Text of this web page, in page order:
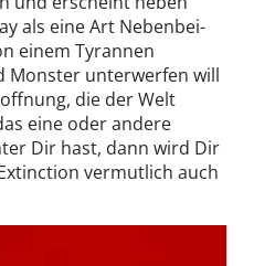
als eine Art Nebenbei-
einem Tyrannen
Monster unterwerfen will
die der Welt
eine oder andere
Dir hast, dann wird Dir
vermutlich auch